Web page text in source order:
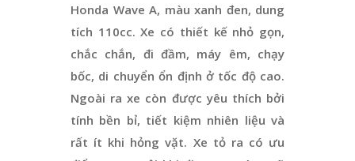
Honda Wave A, màu xanh đen, dung
tích 110cc. Xe có thiết kế nhỏ gọn,
chắc chắn, đi đầm, máy êm, chạy
bốc, di chuyển ổn định ở tốc độ cao.
Ngoài ra xe còn được yêu thích bởi
tính bền bỉ, tiết kiệm nhiên liệu và
rất ít khi hỏng vặt. Xe tỏ ra có ưu